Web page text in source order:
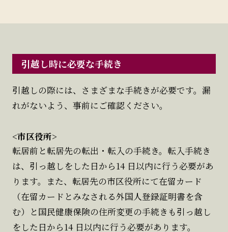
引越し時に必要な手続き
引越しの際には、さまざまな手続きが必要です。漏
れがないよう、事前にご確認ください。
<市区役所>
転居前と転居先の転出・転入の手続き。転入手続き
は、引っ越しをした日から14 日以内に行う必要があ
ります。また、転居先の市区役所にて在留カード
（在留カードとみなされる外国人登録証明書を含
む）と国民健康保険の住所変更の手続きも引っ越し
をした日から14 日以内に行う必要があります。